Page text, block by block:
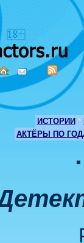
ИСТОРИИ *
АКТЁРЫ ПО